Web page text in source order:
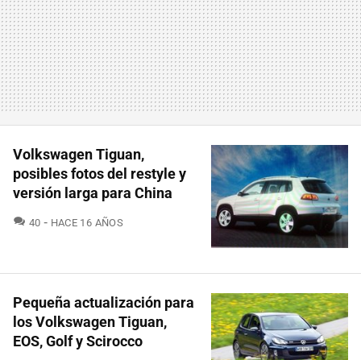
Volkswagen Tiguan,
posibles fotos del restyle y
versión larga para China
40 COMENTARIOS
HACE 16 AÑOS
Pequeña actualización para
los Volkswagen Tiguan,
EOS, Golf y Scirocco